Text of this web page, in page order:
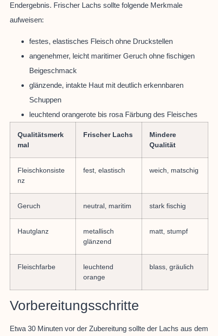
Endergebnis. Frischer Lachs sollte folgende Merkmale
aufweisen:
festes, elastisches Fleisch ohne Druckstellen
angenehmer, leicht maritimer Geruch ohne fischigen
Beigeschmack
glänzende, intakte Haut mit deutlich erkennbaren
Schuppen
leuchtend orangerote bis rosa Färbung des Fleisches
Qualitätsmerk
mal
Frischer Lachs
Mindere
Qualität
Fleischkonsiste
nz
fest, elastisch weich, matschig
Geruch neutral, maritim stark fischig
Hautglanz
metallisch
glänzend
matt, stumpf
Fleischfarbe
leuchtend
orange
blass, gräulich
Vorbereitungsschritte
Etwa 30 Minuten vor der Zubereitung sollte der Lachs aus dem